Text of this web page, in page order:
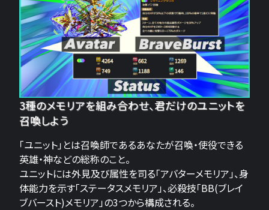
3種のメモリアを組み合わせ、君だけのユニットを
召喚しよう
「ユニット」とは召喚師であるあなたが召喚・使役できる
英雄・神などの総称のこと。
ユニットには外見及び属性を司る「アバターメモリア」、身
体能力を示す「ステータスメモリア」、必殺技「BB(ブレイ
ブバースト)メモリア」の3つから構成される。